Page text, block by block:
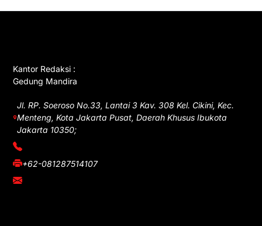
Kantor Redaksi :
Gedung Mandira
Jl. RP. Soeroso No.33, Lantai 3 Kav. 308 Kel. Cikini, Kec.
Menteng, Kota Jakarta Pusat, Daerah Khusus Ibukota
Jakarta 10350;
(021) 3908026
+62-081287514107
adm@iawnews.com